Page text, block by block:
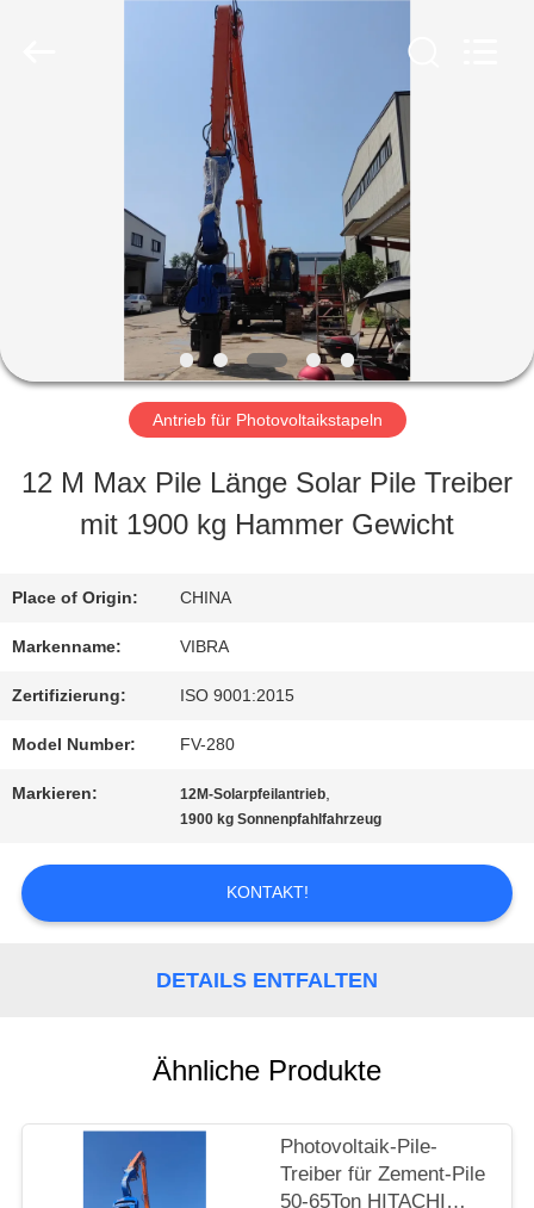
PRODUKTE
SHOW
UNS
FABRIK-
AUSFLUG
TRETEN
SIE
MIT
VERBINDUNG
NACHRICHTEN
Antrieb für Photovoltaikstapeln
12 M Max Pile Länge Solar Pile Treiber
mit 1900 kg Hammer Gewicht
Place of Origin: CHINA
Markenname: VIBRA
Zertifizierung: ISO 9001:2015
Model Number: FV-280
Markieren: 12M-Solarpfeilantrieb,
1900 kg Sonnenpfahlfahrzeug
KONTAKT!
DETAILS ENTFALTEN
Ähnliche Produkte
Photovoltaik-Pile-
Treiber für Zement-Pile
50-65Ton HITACHI